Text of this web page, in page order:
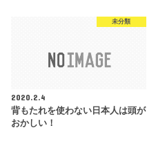
未分類
2020.2.4
背もたれを使わない日本人は頭が
おかしい！